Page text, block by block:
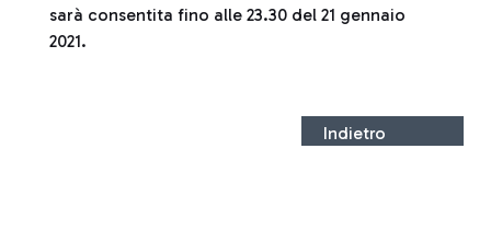
sarà consentita fino alle 23.30 del 21 gennaio
2021.
Indietro